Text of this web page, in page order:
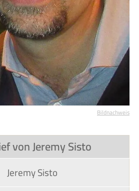
Bildnachweis
von Jeremy Sisto
Jeremy Sisto